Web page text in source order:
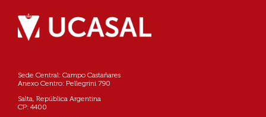
Sede Central: Campo Castañares
Anexo Centro: Pellegrini 790
Salta, República Argentina
CP: 4400